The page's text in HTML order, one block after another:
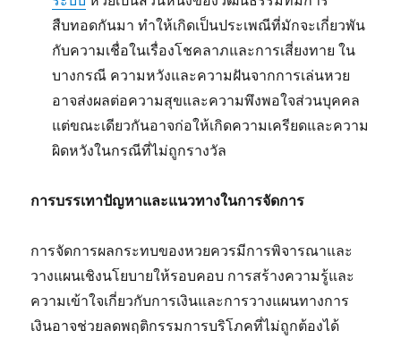
สืบทอดกันมา ทำให้เกิดเป็นประเพณีที่มักจะเกี่ยวพัน
กับความเชื่อในเรื่องโชคลาภและการเสี่ยงทาย ใน
บางกรณี ความหวังและความฝันจากการเล่นหวย
อาจส่งผลต่อความสุขและความพึงพอใจส่วนบุคคล
แต่ขณะเดียวกันอาจก่อให้เกิดความเครียดและความ
ผิดหวังในกรณีที่ไม่ถูกรางวัล
การบรรเทาปัญหาและแนวทางในการจัดการ
การจัดการผลกระทบของหวยควรมีการพิจารณาและ
วางแผนเชิงนโยบายให้รอบคอบ การสร้างความรู้และ
ความเข้าใจเกี่ยวกับการเงินและการวางแผนทางการ
เงินอาจช่วยลดพฤติกรรมการบริโภคที่ไม่ถูกต้องได้